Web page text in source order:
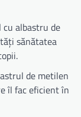
cu albastru de
sănătatea
de metilen
îl fac eficient în